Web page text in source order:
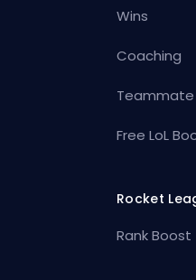
Wins
Coaching
Teammate
Free LoL
Rocket
Rank Boost